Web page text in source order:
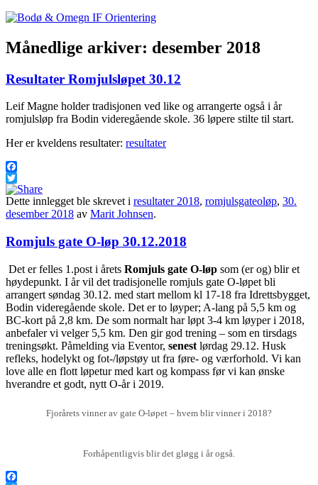
Månedlige arkiver: desember 2018
Resultater Romjulsløpet 30.12
Leif Magne holder tradisjonen ved like og arrangerte også i år
romjulsløp fra Bodin videregående skole. 36 løpere stilte til start.
Her er kveldens resultater: resultater
Facebook
Twitter
Dette innlegget ble skrevet i resultater 2018, romjulsgateoløp, 30.
desember 2018 av Marit Johnsen.
Romjuls gate O-løp 30.12.2018
Det er felles 1.post i årets Romjuls gate O-løp som (er og) blir et
høydepunkt. I år vil det tradisjonelle romjuls gate O-løpet bli
arrangert søndag 30.12. med start mellom kl 17-18 fra Idrettsbygget,
Bodin videregående skole. Det er to løyper; A-lang på 5,5 km og
BC-kort på 2,8 km. De som normalt har løpt 3-4 km løyper i 2018,
anbefaler vi velger 5,5 km. Den gir god trening – som en tirsdags
treningsøkt. Påmelding via Eventor, senest lørdag 29.12. Husk
refleks, hodelykt og fot-/løpstøy ut fra føre- og værforhold. Vi kan
love alle en flott løpetur med kart og kompass før vi kan ønske
hverandre et godt, nytt O-år i 2019.
Fjorårets vinner av gate O-løpet – hvem blir vinner i 2018?
Forhåpentligvis blir det gløgg i år også.